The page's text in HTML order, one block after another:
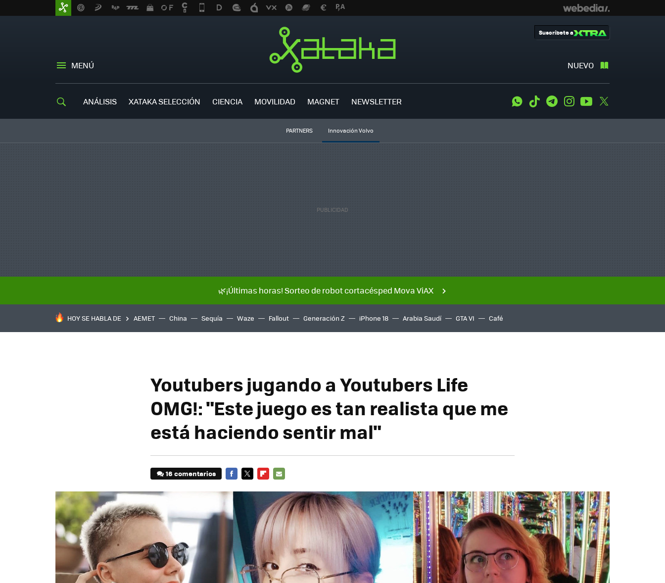
MENÚ NUEVO
Suscríbete a
ANÁLISIS XATAKA SELECCIÓN CIENCIA MOVILIDAD MAGNET NEWSLETTER WhatsApp
Tiktok TelegramInstagramYoutube
PARTNERS Innovación Volvo
🌿¡Últimas horas! Sorteo de robot cortacésped Mova ViAX
HOY SE HABLA DE AEMET China Sequía Waze Fallout Generación Z iPhone 18 Arabia Saudí GTA VI Café
Youtubers jugando a Youtubers Life
OMG!: "Este juego es tan realista que me
está haciendo sentir mal"
16 comentarios
MAIL